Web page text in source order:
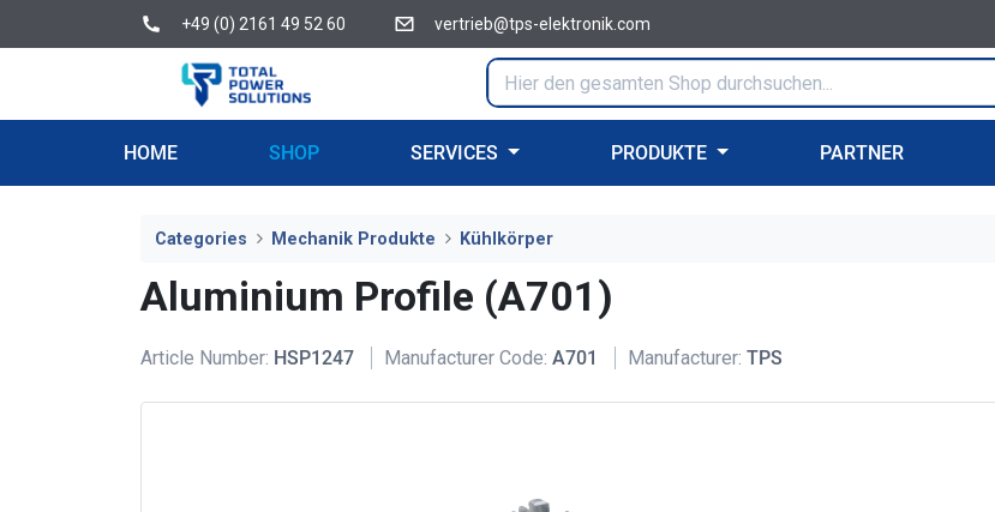
+49 (0) 2161 49 52 60 vertrieb@tps-elektronik.com
HOME SHOP SERVICES PRODUKTE PARTNER
Categories Mechanik Produkte Kühlkörper
Aluminium Profile (A701)
Article Number: HSP1247 Manufacturer Code: A701 Manufacturer: TPS